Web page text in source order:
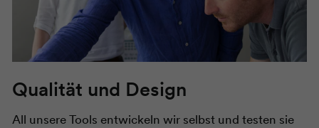
Qualität und Design
All unsere Tools entwickeln wir selbst und testen sie